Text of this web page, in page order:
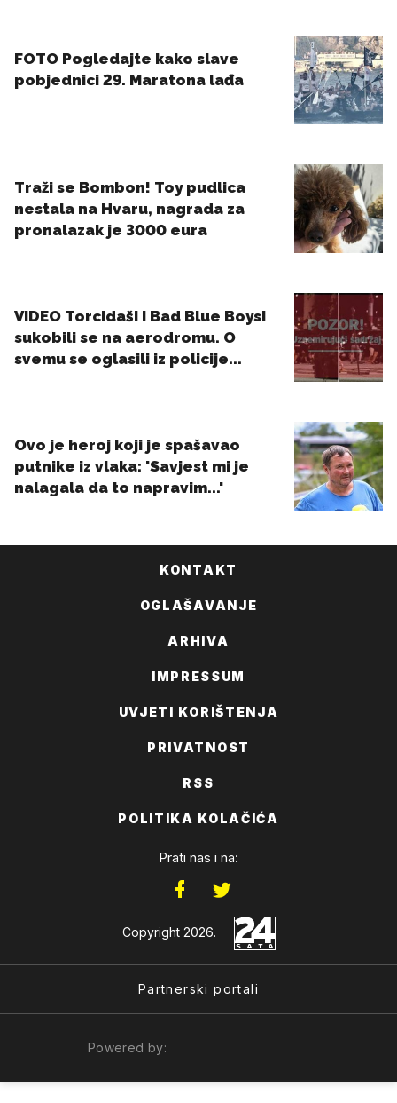
KONTAKT
OGLAŠAVANJE
ARHIVA
IMPRESSUM
UVJETI KORIŠTENJA
PRIVATNOST
RSS
POLITIKA KOLAČIĆA
Prati nas i na:
Copyright 2026.
Partnerski portali
Powered by: